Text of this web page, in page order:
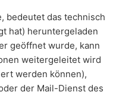
bedeutet das technisch
hat) heruntergeladen
geöffnet wurde, kann
weitergeleitet wird
werden können),
der Mail-Dienst des